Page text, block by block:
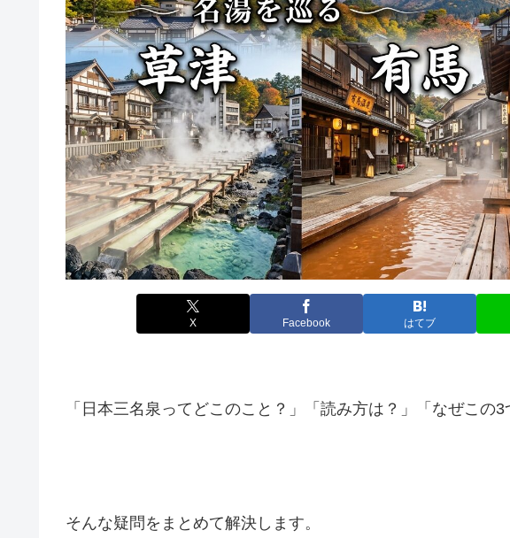
X Facebook はてブ
「日本三名泉ってどこのこと？」「読み方は？」「なぜこの3
そんな疑問をまとめて解決します。